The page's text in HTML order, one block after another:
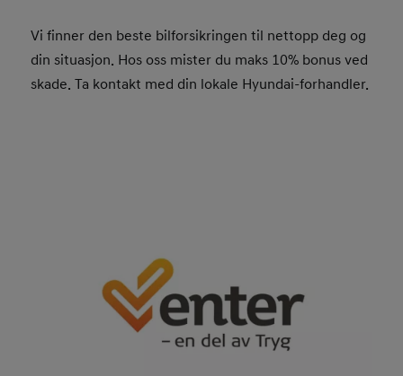
Vi finner den beste bilforsikringen til nettopp deg og
din situasjon. Hos oss mister du maks 10% bonus ved
skade. Ta kontakt med din lokale Hyundai-forhandler.